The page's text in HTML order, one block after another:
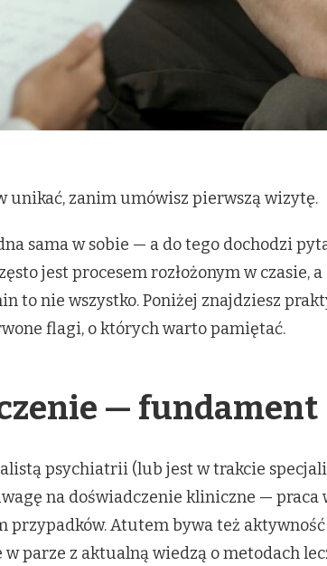
unikać, zanim umówisz pierwszą wizytę.
sama w sobie — a do tego dochodzi
jest procesem rozłożonym w czasie,
to nie wszystko. Poniżej znajdziesz
flagi, o których warto pamiętać.
— fundament
psychiatrii (lub jest w trakcie
na doświadczenie kliniczne —
Atutem bywa też
parze z aktualną wiedzą o metodach